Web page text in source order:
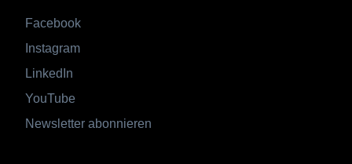
Facebook
Instagram
LinkedIn
YouTube
Newsletter abonnieren